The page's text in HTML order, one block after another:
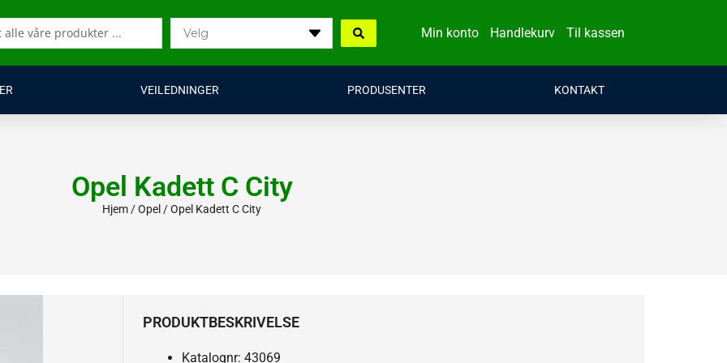
Min konto Handlekurv Til kassen
VEILEDNINGER PRODUSENTER KONTAKT
Opel Kadett C City
Hjem /Opel / Opel Kadett C City
PRODUKTBESKRIVELSE
Katalognr: 43069